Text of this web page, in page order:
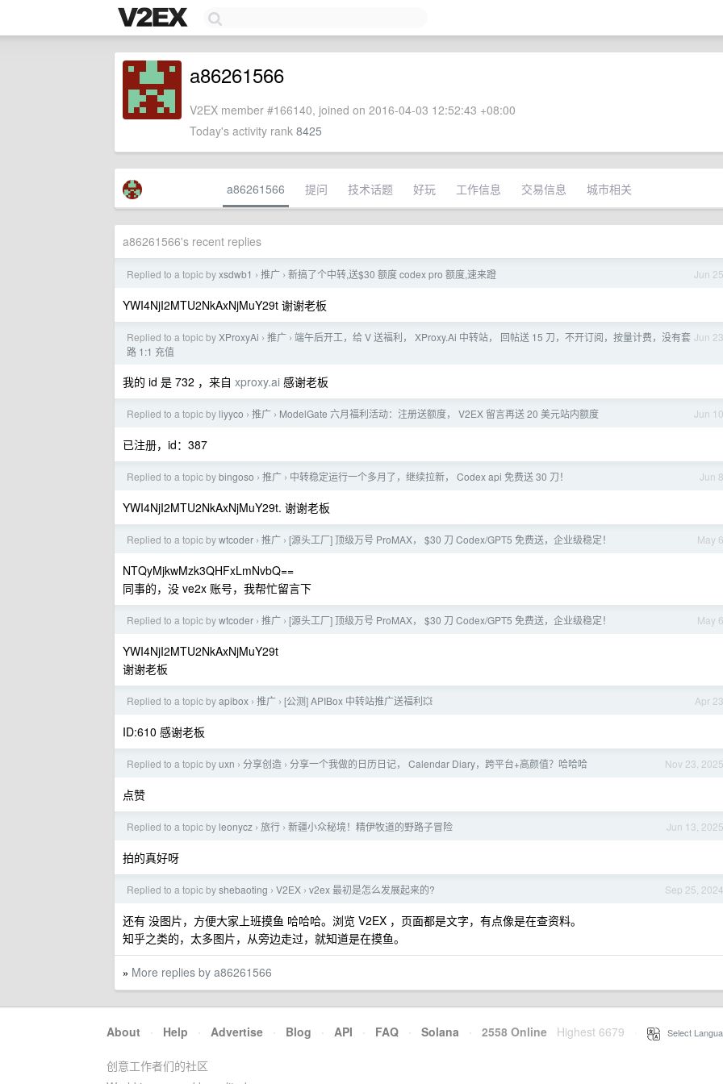
a86261566
V2EX member #166140, joined on 2016-04-03 12:52:43 +08:00
Today's activity rank 8425
a86261566 提问 技术话题 好玩 工作信息 交易信息 城市相关
a86261566's recent replies
Jun 25
Replied to a topic byxsdwb1 › 推广 › 新搞了个中转,送$30 额度 codex pro 额度,速来蹬
YWI4NjI2MTU2NkAxNjMuY29t 谢谢老板
Jun 23
Replied to a topic byXProxyAi › 推广 › 端午后开工，给 V 送福利， XProxy.Ai 中转站， 回帖送 15 刀，不开订阅，按量计费，没有套
路 1:1 充值
我的 id 是 732 ，来自 xproxy.ai 感谢老板
Jun 10
Replied to a topic by liyyco › 推广 › ModelGate 六月福利活动：注册送额度， V2EX 留言再送 20 美元站内额度
已注册，id：387
Jun 8
Replied to a topic bybingoso › 推广 › 中转稳定运行一个多月了，继续拉新， Codex api 免费送 30 刀！
YWI4NjI2MTU2NkAxNjMuY29t. 谢谢老板
May 6
Replied to a topic bywtcoder › 推广 › [源头工厂] 顶级万号 ProMAX， $30 刀 Codex/GPT5 免费送，企业级稳定！
NTQyMjkwMzk3QHFxLmNvbQ==
同事的，没 ve2x 账号，我帮忙留言下
May 6
Replied to a topic bywtcoder › 推广 › [源头工厂] 顶级万号 ProMAX， $30 刀 Codex/GPT5 免费送，企业级稳定！
YWI4NjI2MTU2NkAxNjMuY29t
谢谢老板
Apr 23
Replied to a topic byapibox › 推广 › [公测] APIBox 中转站推广送福利💥
ID:610 感谢老板
Nov 23, 2025
Replied to a topic byuxn › 分享创造 › 分享一个我做的日历日记， Calendar Diary，跨平台+高颜值？哈哈哈
点赞
Jun 13, 2025
Replied to a topic by leonycz › 旅行 › 新疆小众秘境！精伊牧道的野路子冒险
拍的真好呀
Sep 25, 2024
Replied to a topic byshebaoting › V2EX › v2ex 最初是怎么发展起来的?
还有 没图片，方便大家上班摸鱼 哈哈哈。浏览 V2EX ，页面都是文字，有点像是在查资料。
知乎之类的，太多图片，从旁边走过，就知道是在摸鱼。
» More replies by a86261566
About · Help · Advertise · Blog · API · FAQ · Solana · 2558 Online Highest 6679 Select
创意工作者们的社区